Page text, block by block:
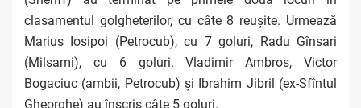
clasamentul golgheterilor, cu câte 8 reușite. Urmează
Marius Iosipoi (Petrocub), cu 7 goluri, Radu Gînsari
(Milsami), cu 6 goluri. Vladimir Ambros, Victor
Bogaciuc (ambii, Petrocub) și Ibrahim Jibril (ex-Sfîntul
Gheorghe) au înscris câte 5 goluri.